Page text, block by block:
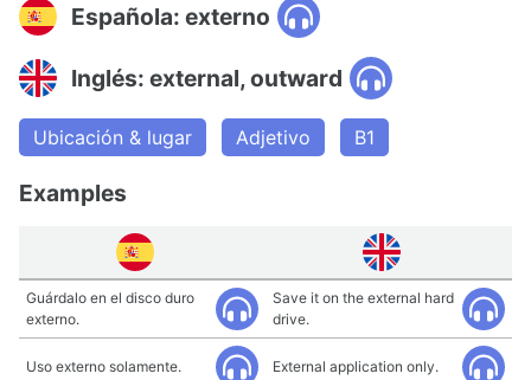
Española: externo
Inglés: external, outward
Ubicación & lugar Adjetivo B1
Examples
Guárdalo en el disco duro
externo.
Save it on the external hard
drive.
Uso externo solamente. External application only.